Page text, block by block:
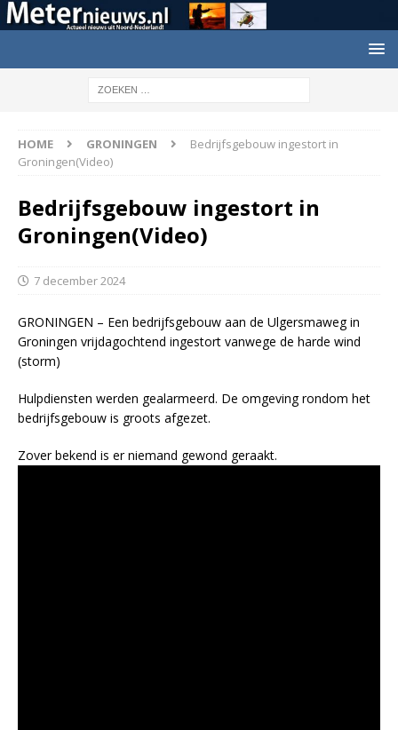
HOME GRONINGEN
Bedrijfsgebouw ingestort in
Groningen(Video)
Bedrijfsgebouw ingestort in
Groningen(Video)
7 december 2024
GRONINGEN – Een bedrijfsgebouw aan de Ulgersmaweg in
Groningen vrijdagochtend ingestort vanwege de harde wind
(storm)
Hulpdiensten werden gealarmeerd. De omgeving rondom het
bedrijfsgebouw is groots afgezet.
Zover bekend is er niemand gewond geraakt.